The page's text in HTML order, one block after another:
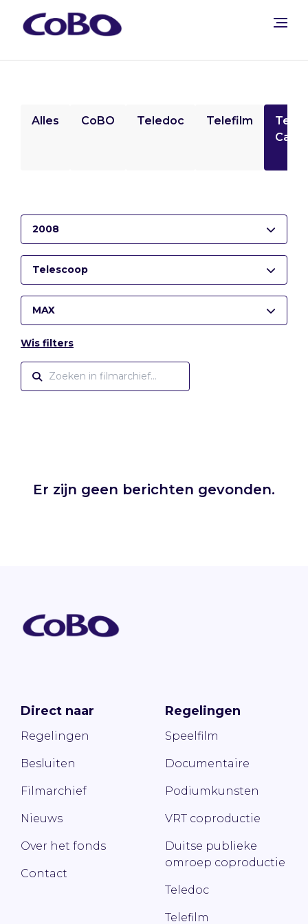
Alles CoBO Teledoc Telefilm
2008
Telescoop
MAX
Wis filters
Er zijn geen berichten gevonden.
Direct naar
Regelingen
Besluiten
Filmarchief
Nieuws
Over het fonds
Contact
Regelingen
Speelfilm
Documentaire
Podiumkunsten
VRT coproductie
Duitse publieke
omroep coproductie
Teledoc
Telefilm